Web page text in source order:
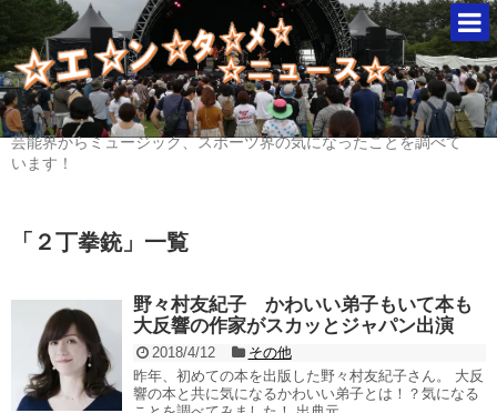
芸能界からミュージック、スポーツ界の気になったことを調べて
います！
「 ２丁拳銃」 一覧
野々村友紀子 かわいい弟子もいて本も
大反響の作家がスカッとジャパン出演
2018/4/12
その他
昨年、初めての本を出版した野々村友紀子さん。 大反
響の本と共に気になるかわいい弟子とは！？気になる